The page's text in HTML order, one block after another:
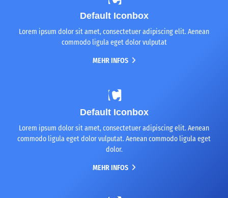
Default Iconbox
Lorem ipsum dolor sit amet, consectetuer adipiscing elit. Aenean
commodo ligula eget dolor vulputat
MEHR INFOS
Default Iconbox
Lorem ipsum dolor sit amet, consectetuer adipiscing elit. Aenean
commodo ligula eget dolor vulputat. Aenean commodo ligula eget
dolor.
MEHR INFOS